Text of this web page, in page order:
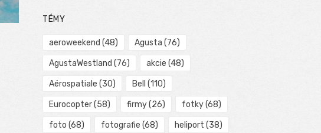
TÉMY
aeroweekend (48) Agusta (76)
AgustaWestland (76) akcie (48)
Aérospatiale (30) Bell (110)
Eurocopter(58) firmy(26) fotky(68)
foto (68) fotografie (68) heliport (38)